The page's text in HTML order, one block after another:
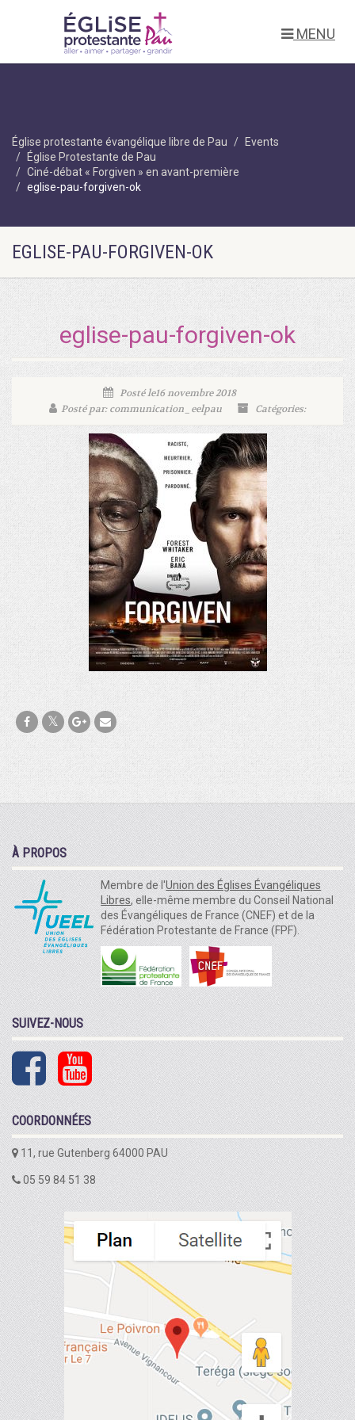
MENU
Église protestante évangélique libre de Pau
Events
Église Protestante de Pau
Ciné-débat « Forgiven » en avant-première
eglise-pau-forgiven-ok
EGLISE-PAU-FORGIVEN-OK
eglise-pau-forgiven-ok
Posté le16 novembre 2018
Posté par: communication_eelpau
Catégories:
À PROPOS
Membre de l'Union des Églises Évangéliques
Libres, elle-même membre du Conseil National
des Évangéliques de France (CNEF) et de la
Fédération Protestante de France (FPF).
SUIVEZ-NOUS
COORDONNÉES
11, rue Gutenberg 64000 PAU
05 59 84 51 38